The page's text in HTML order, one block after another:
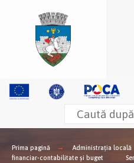
Prima pagină Administrația locală
financiar-contabilitate şi buget